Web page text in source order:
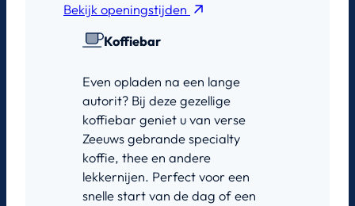
Bekijk openingstijden
Koffiebar
Even opladen na een lange
autorit? Bij deze gezellige
koffiebar geniet u van verse
Zeeuws gebrande specialty
koffie, thee en andere
lekkernijen. Perfect voor een
snelle start van de dag of een